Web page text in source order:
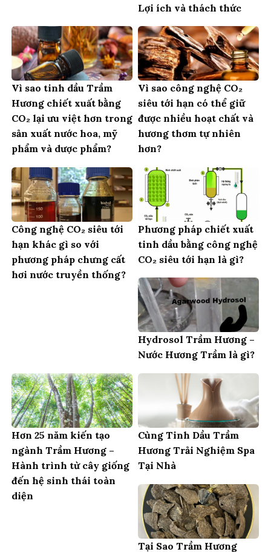
Lợi ích và thách thức
Vì sao tinh dầu Trầm
Hương chiết xuất bằng
CO₂ lại ưu việt hơn trong
sản xuất nước hoa, mỹ
phẩm và dược phẩm?
Vì sao công nghệ CO₂
siêu tới hạn có thể giữ
được nhiều hoạt chất và
hương thơm tự nhiên
hơn?
Công nghệ CO₂ siêu tới
hạn khác gì so với
phương pháp chưng cất
hơi nước truyền thống?
Phương pháp chiết xuất
tinh dầu bằng công nghệ
CO₂ siêu tới hạn là gì?
Hydrosol Trầm Hương –
Nước Hương Trầm là gì?
Hơn 25 năm kiến tạo
ngành Trầm Hương –
Hành trình từ cây giống
đến hệ sinh thái toàn
diện
Cùng Tinh Dầu Trầm
Hương Trải Nghiệm Spa
Tại Nhà
Tại Sao Trầm Hương